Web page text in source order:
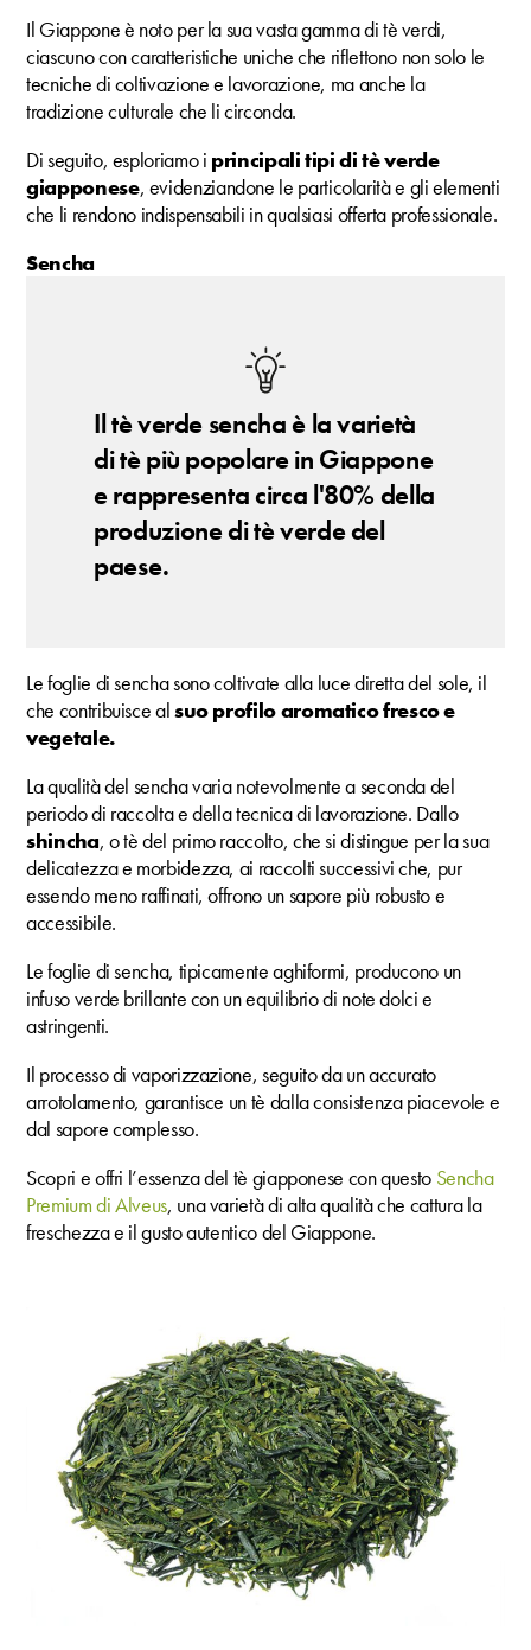
Il Giappone è noto per la sua vasta gamma di tè verdi,
ciascuno con caratteristiche uniche che riflettono non solo le
tecniche di coltivazione e lavorazione, ma anche la
tradizione culturale che li circonda.
Di seguito, esploriamo i principali tipi di tè verde
giapponese, evidenziandone le particolarità e gli elementi
che li rendono indispensabili in qualsiasi offerta professionale.
Sencha
Il tè verde sencha è la varietà
di tè più popolare in Giappone
e rappresenta circa l'80% della
produzione di tè verde del
paese.
Le foglie di sencha sono coltivate alla luce diretta del sole, il
che contribuisce alsuo profilo aromatico fresco e
vegetale.
La qualità del sencha varia notevolmente a seconda del
periodo di raccolta e della tecnica di lavorazione. Dallo
shincha, o tè del primo raccolto, che si distingue per la sua
delicatezza e morbidezza, ai raccolti successivi che, pur
essendo meno raffinati, offrono un sapore più robusto e
accessibile.
Le foglie di sencha, tipicamente aghiformi, producono un
infuso verde brillante con un equilibrio di note dolci e
astringenti.
Il processo di vaporizzazione, seguito da un accurato
arrotolamento, garantisce un tè dalla consistenza piacevole e
dal sapore complesso.
Scopri e offri l’essenza del tè giapponese con questo Sencha
Premium di Alveus, una varietà di alta qualità che cattura la
freschezza e il gusto autentico del Giappone.